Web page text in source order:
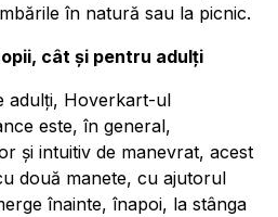
în natură sau la picnic.
cât și pentru adulți
adulți, Hoverkart-ul
este, în general,
și intuitiv de manevrat, acest
două manete, cu ajutorul
înainte, înapoi, la stânga